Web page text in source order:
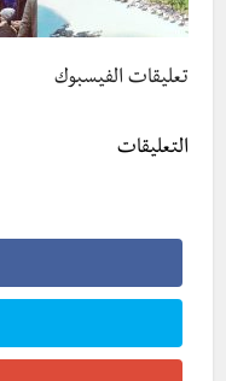
تعليقات الفيسبوك
التعليقات